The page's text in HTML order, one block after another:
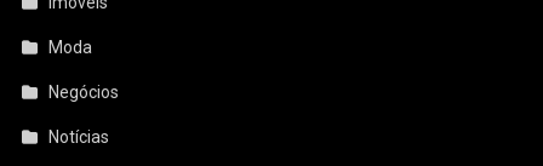
Moda
Negócios
Notícias